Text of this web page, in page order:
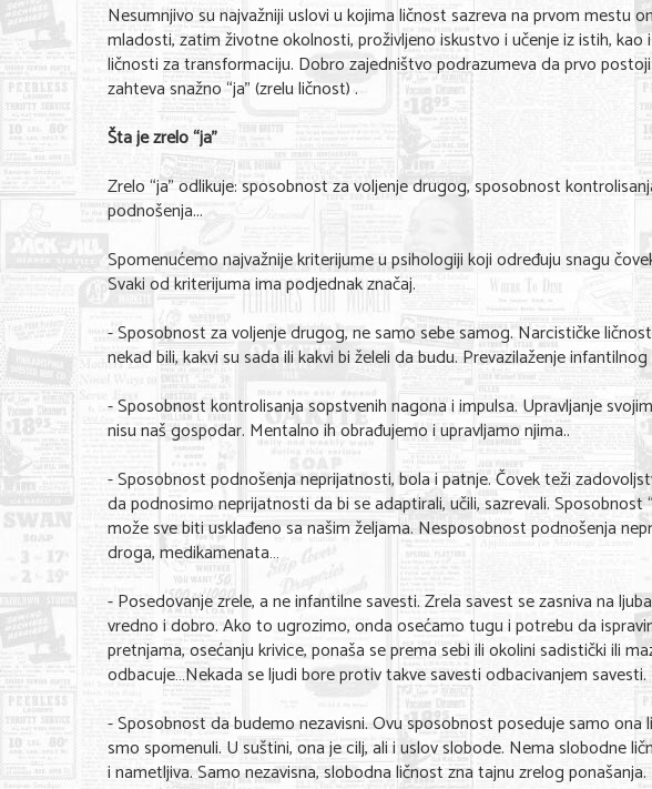
Nesumnjivo su najvažniji uslovi u kojima ličnost sazreva na prvom mestu
mladosti, zatim životne okolnosti, proživljeno iskustvo i učenje iz istih,
ličnosti za transformaciju. Dobro zajedništvo podrazumeva da prvo
zahteva snažno “ja” (zrelu ličnost) .
Šta je zrelo “ja”
Zrelo “ja” odlikuje: sposobnost za voljenje drugog, sposobnost
podnošenja...
Spomenućemo najvažnije kriterijume u psihologiji koji određuju snagu
Svaki od kriterijuma ima podjednak značaj.
- Sposobnost za voljenje drugog, ne samo sebe samog. Narcističke
nekad bili, kakvi su sada ili kakvi bi želeli da budu. Prevazilaženje
- Sposobnost kontrolisanja sopstvenih nagona i impulsa. Upravljanje
nisu naš gospodar. Mentalno ih obrađujemo i upravljamo njima..
- Sposobnost podnošenja neprijatnosti, bola i patnje. Čovek teži
da podnosimo neprijatnosti da bi se adaptirali, učili, sazrevali.
može sve biti usklađeno sa našim željama. Nesposobnost podnošenja
droga, medikamenata…
- Posedovanje zrele, a ne infantilne savesti. Zrela savest se zasniva na
vredno i dobro. Ako to ugrozimo, onda osećamo tugu i potrebu da
pretnjama, osećanju krivice, ponaša se prema sebi ili okolini sadistički ili
odbacuje…Nekada se ljudi bore protiv takve savesti odbacivanjem savesti.
- Sposobnost da budemo nezavisni. Ovu sposobnost poseduje samo
smo spomenuli. U suštini, ona je cilj, ali i uslov slobode. Nema slobodne
i nametljiva. Samo nezavisna, slobodna ličnost zna tajnu zrelog ponašanja.